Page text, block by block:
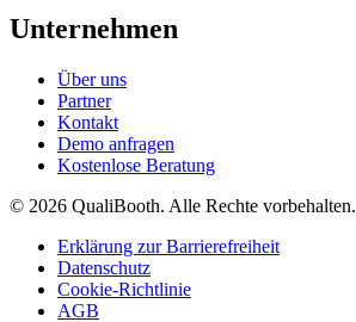
Unternehmen
Über uns
Partner
Kontakt
Demo anfragen
Kostenlose Beratung
© 2026 QualiBooth. Alle Rechte vorbehalten.
Erklärung zur Barrierefreiheit
Datenschutz
Cookie-Richtlinie
AGB